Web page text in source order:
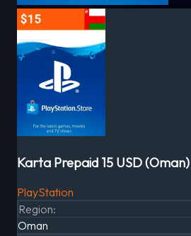
Karta Prepaid 15 USD (Oman)
PlayStation
Region:
Oman